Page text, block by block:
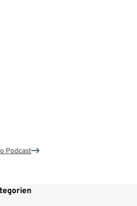
Podcast